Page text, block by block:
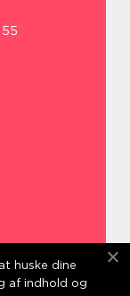
huske dine
af indhold og